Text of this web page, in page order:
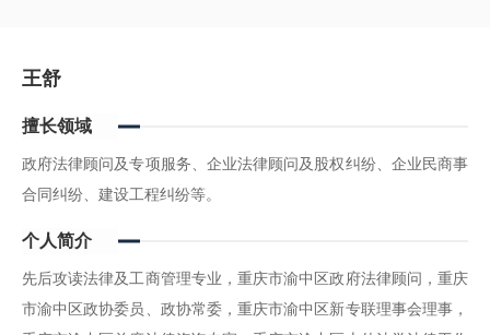
王舒
擅长领域
政府法律顾问及专项服务、企业法律顾问及股权纠纷、企业民商事
合同纠纷、建设工程纠纷等。
个人简介
先后攻读法律及工商管理专业，重庆市渝中区政府法律顾问，重庆
市渝中区政协委员、政协常委，重庆市渝中区新专联理事会理事，